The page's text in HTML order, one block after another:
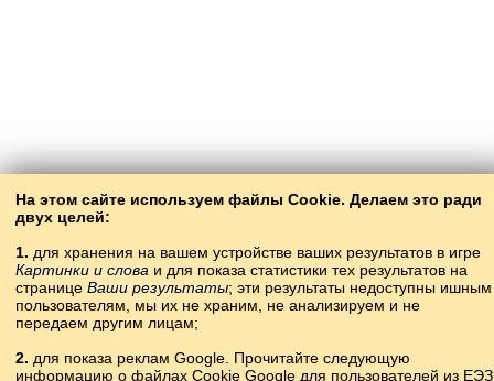
На этом сайте используем файлы Cookie. Делаем это ради
двух целей:
1. для хранения на вашем устройстве ваших результатов в игре
Картинки и слова и для показа статистики тех результатов на
странице Ваши результаты; эти результаты недоступны ишным
пользователям, мы их не храним, не анализируем и не
передаем другим лицам;
2. для показа реклам Google. Прочитайте следующую
информацию о файлах Cookie Google для пользователей из ЕЭЗ